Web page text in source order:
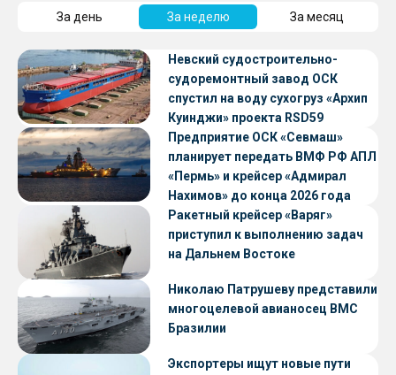
За день За неделю За месяц
Невский судостроительно-
судоремонтный завод ОСК
спустил на воду сухогруз «Архип
Куинджи» проекта RSD59
Предприятие ОСК «Севмаш»
планирует передать ВМФ РФ АПЛ
«Пермь» и крейсер «Адмирал
Нахимов» до конца 2026 года
Ракетный крейсер «Варяг»
приступил к выполнению задач
на Дальнем Востоке
Николаю Патрушеву представили
многоцелевой авианосец ВМС
Бразилии
Экспортеры ищут новые пути